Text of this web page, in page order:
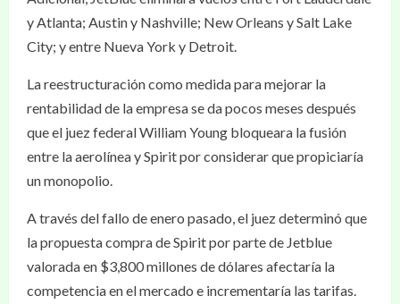
y Atlanta; Austin y Nashville; New Orleans y Salt Lake
City; y entre Nueva York y Detroit.
La reestructuración como medida para mejorar la
rentabilidad de la empresa se da pocos meses después
que el juez federal William Young bloqueara la fusión
entre la aerolínea y Spirit por considerar que propiciaría
un monopolio.
A través del fallo de enero pasado, el juez determinó que
la propuesta compra de Spirit por parte de Jetblue
valorada en $3,800 millones de dólares afectaría la
competencia en el mercado e incrementaría las tarifas.